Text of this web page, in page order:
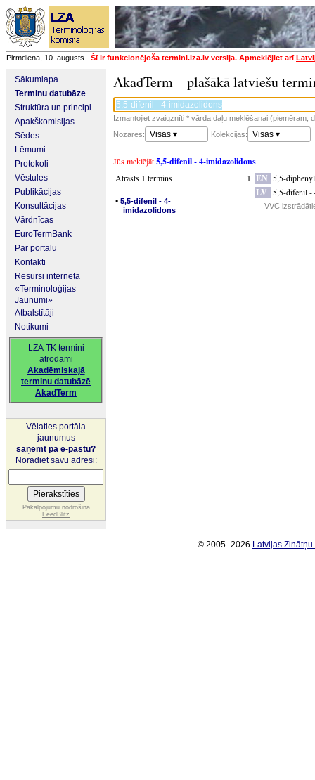
Pirmdiena, 10. augusts Šī ir funkcionējoša termini.lza.lv versija. Apmeklējiet arī
Sākumlapa
Terminu datubāze
Struktūra un principi
Apakškomisijas
Sēdes
Lēmumi
Protokoli
Vēstules
Publikācijas
Konsultācijas
Vārdnīcas
EuroTermBank
Par portālu
Kontakti
Resursi internetā
«Terminoloģijas
Jaunumi»
Atbalstītāji
Notikumi
LZA TK termini
atrodami
Akadēmiskajā
terminu datubāzē
AkadTerm
Vēlaties portāla
jaunumus
saņemt pa e-pastu?
Norādiet savu adresi:
Pakalpojumu nodrošina
FeedBlitz
AkadTerm – plašākā latviešu
Izmantojiet zvaigznīti * vārda daļu meklēšanai (piemēram,
Nozares:
Visas ▾ Kolekcijas: Visas ▾
Jūs meklējāt5,5-difenil - 4-imidazolidons
Atrasts 1 termins
▪ 5,5-difenil - 4-
imidazolidons
EN 5,5-
LV 5,5-difenil -
VVC
© 2005–2026 Latvijas